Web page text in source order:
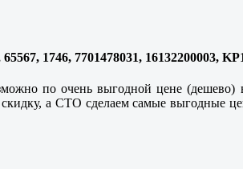
1746, 7701478031, 16132200003,
по очень выгодной цене
а СТО сделаем самые выгодные